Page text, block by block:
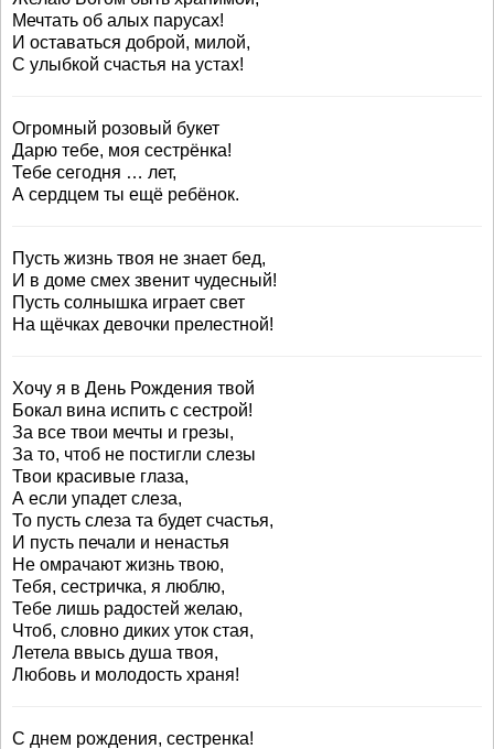
Мечтать об алых парусах!
И оставаться доброй, милой,
С улыбкой счастья на устах!
Огромный розовый букет
Дарю тебе, моя сестрёнка!
Тебе сегодня … лет,
А сердцем ты ещё ребёнок.
Пусть жизнь твоя не знает бед,
И в доме смех звенит чудесный!
Пусть солнышка играет свет
На щёчках девочки прелестной!
Хочу я в День Рождения твой
Бокал вина испить с сестрой!
За все твои мечты и грезы,
За то, чтоб не постигли слезы
Твои красивые глаза,
А если упадет слеза,
То пусть слеза та будет счастья,
И пусть печали и ненастья
Не омрачают жизнь твою,
Тебя, сестричка, я люблю,
Тебе лишь радостей желаю,
Чтоб, словно диких уток стая,
Летела ввысь душа твоя,
Любовь и молодость храня!
С днем рождения, сестренка!